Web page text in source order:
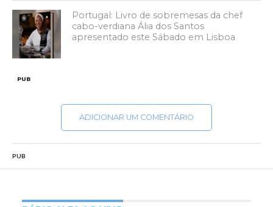
Portugal: Livro de sobremesas da chef
cabo-verdiana Ália dos Santos
apresentado este Sábado em Lisboa
PUB
ADICIONAR UM COMENTÁRIO
PUB